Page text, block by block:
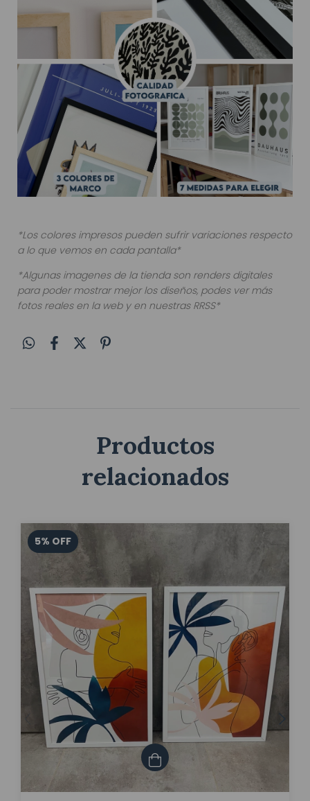
*Los colores impresos pueden sufrir variaciones respecto
a lo que vemos en cada pantalla*
*Algunas imagenes de la tienda son renders digitales
para poder mostrar mejor los diseños, podes ver más
fotos reales en la web y en nuestras RRSS*
Productos
relacionados
5% OFF